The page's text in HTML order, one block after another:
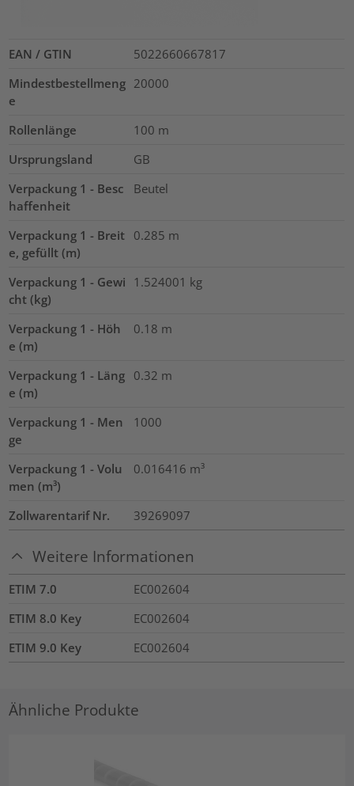
EAN / GTIN
5022660667817
Mindestbestellmeng
e
20000
Rollenlänge 100 m
Ursprungsland
GB
Verpackung 1 - Besc
haffenheit
Beutel
Verpackung 1 - Breit
e, gefüllt (m)
0.285 m
Verpackung 1 - Gewi
cht (kg)
1.524001 kg
Verpackung 1 - Höh
e (m)
0.18 m
Verpackung 1 - Läng
e (m)
0.32 m
Verpackung 1 - Men
ge
1000
Verpackung 1 - Volu
men (m³)
0.016416 m³
Zollwarentarif Nr. 39269097
Weitere Informationen
ETIM 7.0
EC002604
ETIM 8.0 Key
EC002604
ETIM 9.0 Key
EC002604
Ähnliche Produkte